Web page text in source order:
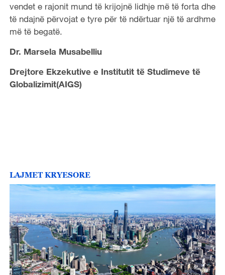
vendet e rajonit mund të krijojnë lidhje më të forta dhe
të ndajnë përvojat e tyre për të ndërtuar një të ardhme
më të begatë.
Dr. Marsela Musabelliu
Drejtore Ekzekutive e Institutit të Studimeve të
Globalizimit(AIGS)
LAJMET KRYESORE